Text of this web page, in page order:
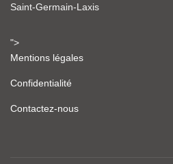
Saint-Germain-Laxis
">
Mentions légales
Confidentialité
Contactez-nous